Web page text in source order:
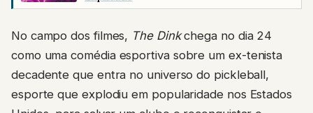
No campo dos filmes, The Dinkchega no dia 24
como uma comédia esportiva sobre um ex-tenista
decadente que entra no universo do pickleball,
esporte que explodiu em popularidade nos Estados